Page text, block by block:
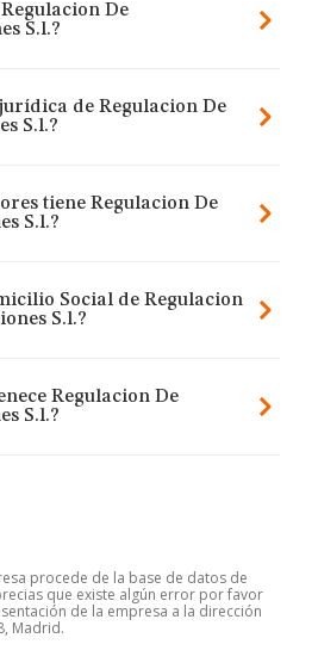
De
S.l.?
de Regulacion De
S.l.?
tiene Regulacion De
S.l.?
Social de Regulacion
S.l.?
Regulacion De
S.l.?
procede de la base de datos de
que existe algún error por favor
de la empresa a la dirección
Madrid.